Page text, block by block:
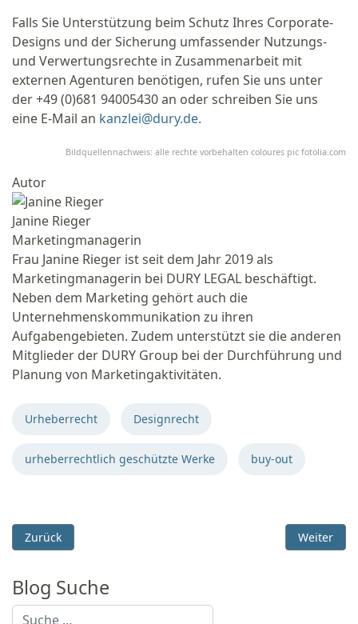
Falls Sie Unterstützung beim Schutz Ihres Corporate-
Designs und der Sicherung umfassender Nutzungs-
und Verwertungsrechte in Zusammenarbeit mit
externen Agenturen benötigen, rufen Sie uns unter
der +49 (0)681 94005430 an oder schreiben Sie uns
eine E-Mail an kanzlei@dury.de.
Bildquellennachweis: alle rechte vorbehalten coloures pic fotolia.com
Autor
Janine Rieger
Marketingmanagerin
Frau Janine Rieger ist seit dem Jahr 2019 als
Marketingmanagerin bei DURY LEGAL beschäftigt.
Neben dem Marketing gehört auch die
Unternehmenskommunikation zu ihren
Aufgabengebieten. Zudem unterstützt sie die anderen
Mitglieder der DURY Group bei der Durchführung und
Planung von Marketingaktivitäten.
Urheberrecht Designrecht
urheberrechtlich geschützte Werke buy-out
Vorheriger Beitrag: DURY LEGAL schafft mit sofortiger
Zurück Nächster
Weiter
Blog Suche
Suchen